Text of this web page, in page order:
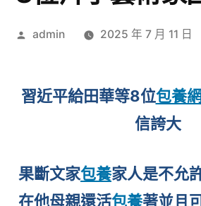
作
admin 2025 年 7 月 11 日
習近平給田華等8位包養網
信誇大
果斷文家包養家人是不允
在他母親還活包養著並且